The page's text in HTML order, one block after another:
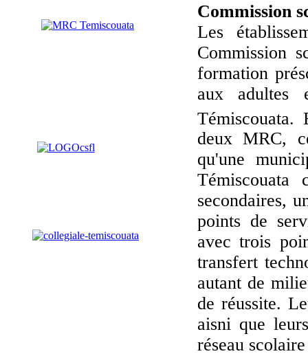
Commission
Les
Commission
formation
aux adultes
deux MRC,
qu'une
Témiscouata
secondaires,
points de
avec trois
transfert
autant de
de réussite.
aisni que
réseau